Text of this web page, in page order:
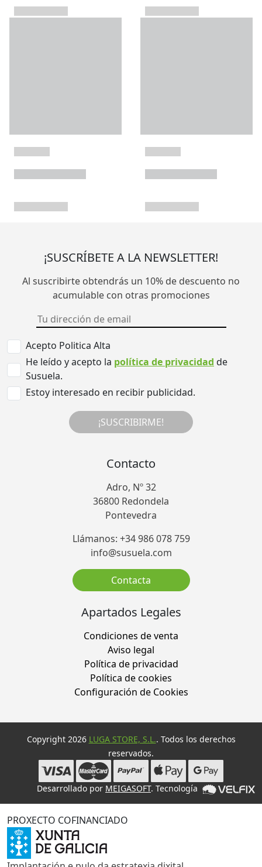
¡SUSCRÍBETE A LA NEWSLETTER!
Al suscribirte obtendrás un 10% de descuento no
acumulable con otras promociones
Acepto Politica Alta
He leído y acepto la política de privacidad de
Susuela.
Estoy interesado en recibir publicidad.
¡SUSCRIBIRME!
Contacto
Adro, Nº 32
36800 Redondela
Pontevedra
Llámanos: +34 986 078 759
info@susuela.com
Contacta
Apartados Legales
Condiciones de venta
Aviso legal
Política de privacidad
Política de cookies
Configuración de Cookies
Copyright 2026 LUGA STORE, S.L.. Todos los derechos
reservados.
Desarrollado por MEIGASOFT. Tecnología
PROXECTO COFINANCIADO